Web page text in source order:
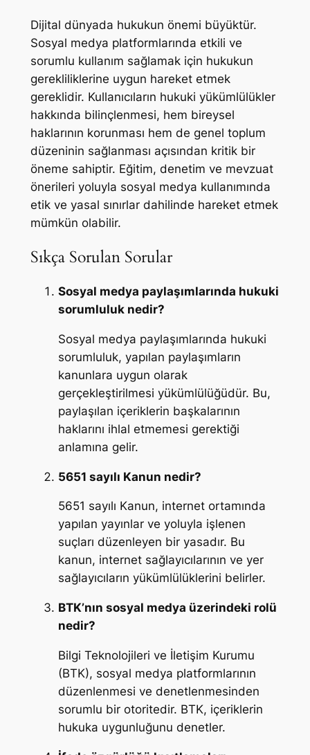
Dijital dünyada hukukun önemi büyüktür.
Sosyal medya platformlarında etkili ve
sorumlu kullanım sağlamak için hukukun
gerekliliklerine uygun hareket etmek
gereklidir. Kullanıcıların hukuki yükümlülükler
hakkında bilinçlenmesi, hem bireysel
haklarının korunması hem de genel toplum
düzeninin sağlanması açısından kritik bir
öneme sahiptir. Eğitim, denetim ve mevzuat
önerileri yoluyla sosyal medya kullanımında
etik ve yasal sınırlar dahilinde hareket etmek
mümkün olabilir.
Sıkça Sorulan Sorular
Sosyal medya paylaşımlarında hukuki
sorumluluk nedir?
Sosyal medya paylaşımlarında hukuki
sorumluluk, yapılan paylaşımların
kanunlara uygun olarak
gerçekleştirilmesi yükümlülüğüdür. Bu,
paylaşılan içeriklerin başkalarının
haklarını ihlal etmemesi gerektiği
anlamına gelir.
5651 sayılı Kanun nedir?
5651 sayılı Kanun, internet ortamında
yapılan yayınlar ve yoluyla işlenen
suçları düzenleyen bir yasadır. Bu
kanun, internet sağlayıcılarının ve yer
sağlayıcıların yükümlülüklerini belirler.
BTK’nın sosyal medya üzerindeki rolü
nedir?
Bilgi Teknolojileri ve İletişim Kurumu
(BTK), sosyal medya platformlarının
düzenlenmesi ve denetlenmesinden
sorumlu bir otoritedir. BTK, içeriklerin
hukuka uygunluğunu denetler.